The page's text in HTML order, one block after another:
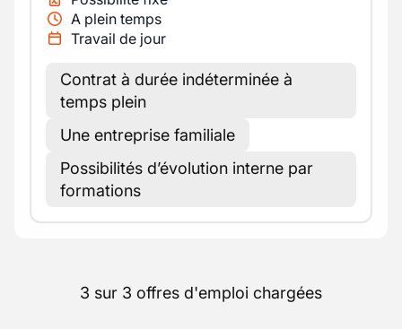
A plein temps
Travail de jour
Contrat à durée indéterminée à
temps plein
Une entreprise familiale
Possibilités d’évolution interne par
formations
3 sur 3 offres d'emploi chargées